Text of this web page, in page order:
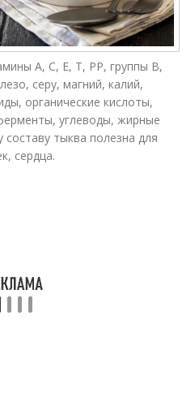
А, С, Е, Т, РР, группы В,
серу, магний, калий,
органические кислоты,
углеводы, жирные
тыква полезна для
сердца.